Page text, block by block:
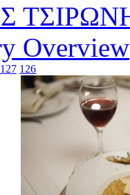
Overview
127 126